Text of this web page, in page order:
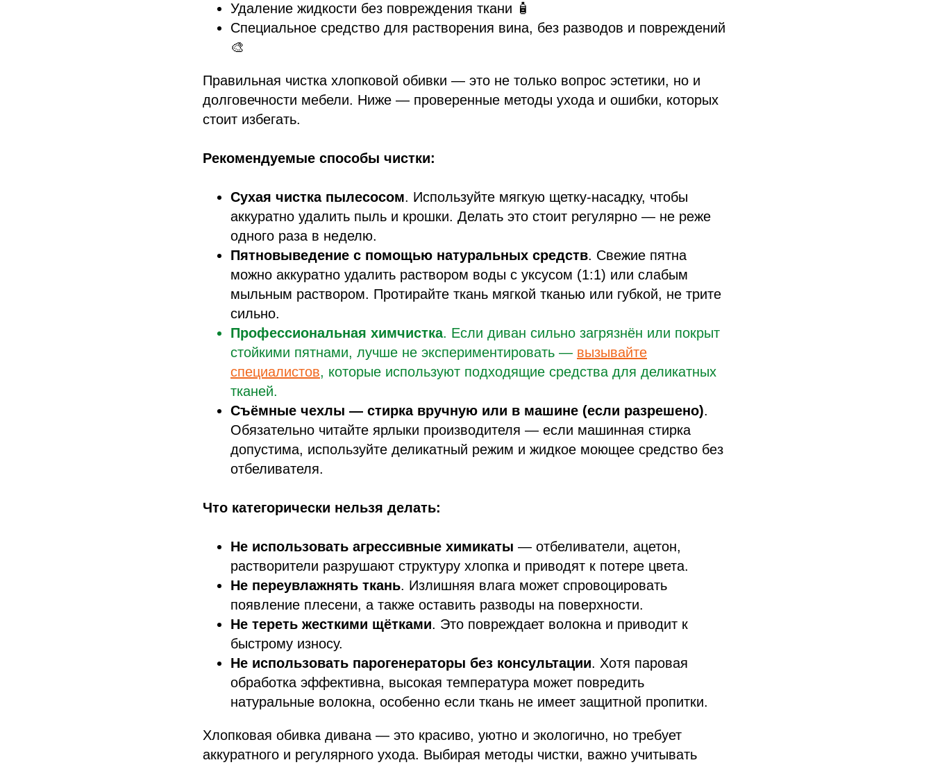
Удаление жидкости без повреждения ткани 🧴
Специальное средство для растворения вина, без разводов и повреждений
🎨
Правильная чистка хлопковой обивки — это не только вопрос эстетики, но и
долговечности мебели. Ниже — проверенные методы ухода и ошибки, которых
стоит избегать.
Рекомендуемые способы чистки:
Сухая чистка пылесосом. Используйте мягкую щетку-насадку, чтобы
аккуратно удалить пыль и крошки. Делать это стоит регулярно — не реже
одного раза в неделю.
Пятновыведение с помощью натуральных средств. Свежие пятна
можно аккуратно удалить раствором воды с уксусом (1:1) или слабым
мыльным раствором. Протирайте ткань мягкой тканью или губкой, не трите
сильно.
Профессиональная химчистка. Если диван сильно загрязнён или покрыт
стойкими пятнами, лучше не экспериментировать — вызывайте
специалистов, которые используют подходящие средства для деликатных
тканей.
Съёмные чехлы — стирка вручную или в машине (если разрешено).
Обязательно читайте ярлыки производителя — если машинная стирка
допустима, используйте деликатный режим и жидкое моющее средство без
отбеливателя.
Что категорически нельзя делать:
Не использовать агрессивные химикаты — отбеливатели, ацетон,
растворители разрушают структуру хлопка и приводят к потере цвета.
Не переувлажнять ткань. Излишняя влага может спровоцировать
появление плесени, а также оставить разводы на поверхности.
Не тереть жесткими щётками. Это повреждает волокна и приводит к
быстрому износу.
Не использовать парогенераторы без консультации. Хотя паровая
обработка эффективна, высокая температура может повредить
натуральные волокна, особенно если ткань не имеет защитной пропитки.
Хлопковая обивка дивана — это красиво, уютно и экологично, но требует
аккуратного и регулярного ухода. Выбирая методы чистки, важно учитывать